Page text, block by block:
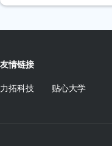
友情链接
力拓科技 贴心大学